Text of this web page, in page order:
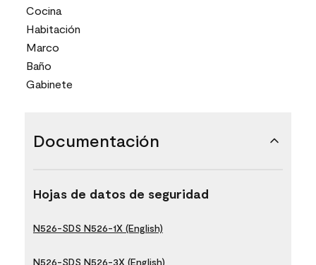
Cocina
Habitación
Marco
Baño
Gabinete
Documentación
Hojas de datos de seguridad
N526-SDS N526-1X (English)
N526-SDS N526-3X (English)